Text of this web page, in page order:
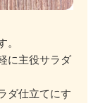
に主役サラダ
ダ仕立てにす